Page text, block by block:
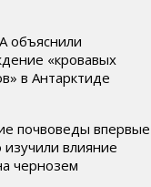
объяснили
«кровавых
в Антарктиде
почвоведы впервые
влияние
чернозем